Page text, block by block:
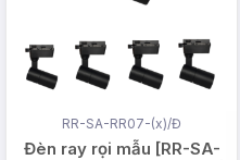
RR-SA-RR07-(x)/Đ
Đèn ray rọi mẫu [RR-SA-